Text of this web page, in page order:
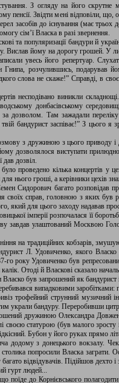
З огляду на його скрутне
пенсії. Звідти мені відповіли, що,
засобів до існування (має
сім’ї Власка в разі звернення.
та популяризації бандури й
Вислав йому на дорогу грошей. У
увесь його репертуар.
Гнипа, розчулившись,
слова не скаже!” Справді, в
несподівано виникли
донбасівському
за дозволом. Там зажадали
бандурист заспіває!” З цього я
з дружиною з цього приводу і
дозволялося виступати
дав дозвіл.
проведено кілька концертів у
нього гроші, а керівники цехів
Сидорович багато розповідав
своїх справ, головною з яких
який для цього заходу надавав
імперії розпочалася її
завдав улаштований Москвою
на традиційних кобзарів,
Л. Удовиченко, якого
го року Удовиченко був
Отоді й Власкові сказало
Власко був запрошений як
випадковими
трофейний струнний музичний
украли бандуру. Переробивши
дружиною Олександра
своєю статурою (був малого
Бубон у його руках прямо
додому з донецького вокзалу.
столика попросили Власка
відвідувачів. Підійшов дехто і
гурт людей...
поїде до Корнієвського